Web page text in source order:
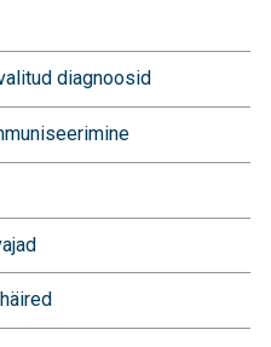
diagnoosid